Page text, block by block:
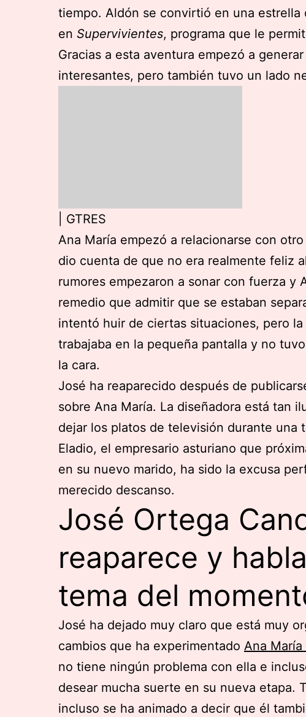
tiempo. Aldón se convirtió en una estrella
en Supervivientes, programa que le
Gracias a esta aventura empezó a
interesantes, pero también tuvo un lado
GTRES
Ana María empezó a relacionarse con
dio cuenta de que no era realmente feliz
rumores empezaron a sonar con fuerza y
remedio que admitir que se estaban
intentó huir de ciertas situaciones, pero
trabajaba en la pequeña pantalla y no
la cara.
José ha reaparecido después de
sobre Ana María. La diseñadora está tan
dejar los platos de televisión durante una
Eladio, el empresario asturiano que
en su nuevo marido, ha sido la excusa
merecido descanso.
José Ortega
reaparece y
tema del
José ha dejado muy claro que está muy
cambios que ha experimentado Ana
no tiene ningún problema con ella e
desear mucha suerte en su nueva etapa.
incluso se ha animado a decir que él